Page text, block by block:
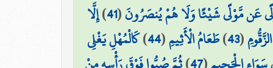
عَن مَّوْلًى شَيْئًا وَلَا هُمْ يُنصَرُونَ(
41
)إِلَّا
(
43
)طَعَامُ الْأَثِيمِ(
44
)كَالْمُهْلِ يَغْلِي